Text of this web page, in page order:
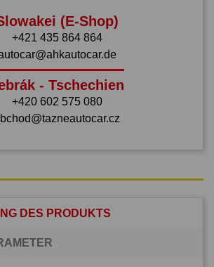
(E-Shop)
+421 435 864 864
- Tschechien
+420 602 575 080
DES PRODUKTS